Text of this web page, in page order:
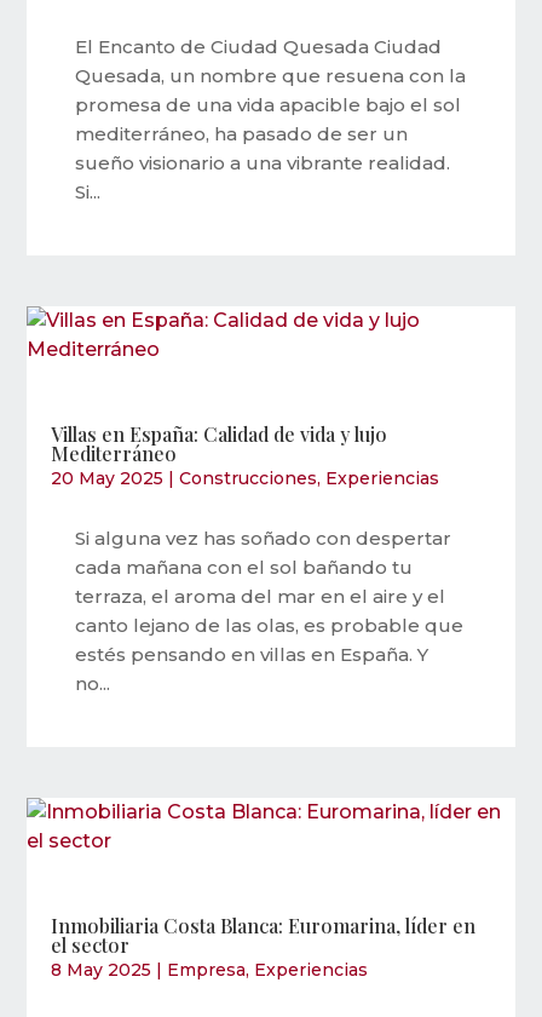
El Encanto de Ciudad Quesada Ciudad
Quesada, un nombre que resuena con la
promesa de una vida apacible bajo el sol
mediterráneo, ha pasado de ser un
sueño visionario a una vibrante realidad.
Si...
Villas en España: Calidad de vida y lujo
Mediterráneo
20 May 2025 |Construcciones, Experiencias
Si alguna vez has soñado con despertar
cada mañana con el sol bañando tu
terraza, el aroma del mar en el aire y el
canto lejano de las olas, es probable que
estés pensando en villas en España. Y
no...
Inmobiliaria Costa Blanca: Euromarina, líder en
el sector
8 May 2025 | Empresa, Experiencias